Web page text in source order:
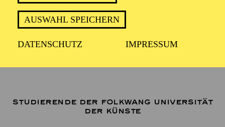
AUSWAHL SPEICHERN
DATENSCHUTZ IMPRESSUM
1 Stunde, keine Pause
STUDIERENDE DER FOLKWANG UNIVERSITÄT
DER KÜNSTE